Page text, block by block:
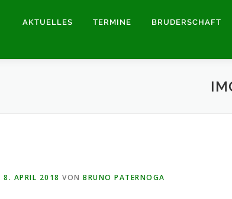
AKTUELLES TERMINE BRUDERSCHAFT
8. APRIL 2018 VON BRUNO PATERNOGA